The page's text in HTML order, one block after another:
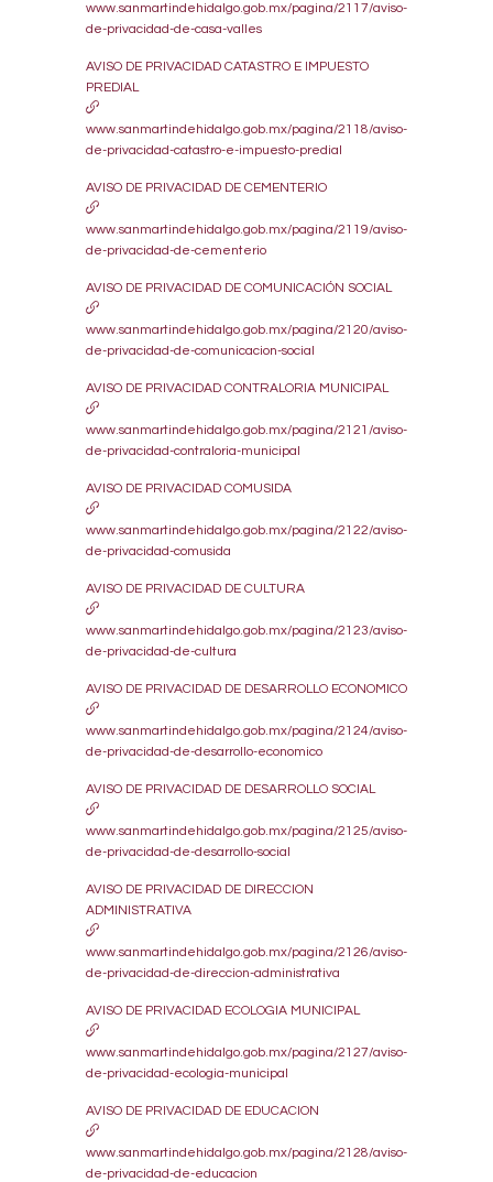
www.sanmartindehidalgo.gob.mx/pagina/2117/aviso-
de-privacidad-de-casa-valles
AVISO DE PRIVACIDAD CATASTRO E IMPUESTO
PREDIAL
www.sanmartindehidalgo.gob.mx/pagina/2118/aviso-
de-privacidad-catastro-e-impuesto-predial
AVISO DE PRIVACIDAD DE CEMENTERIO
www.sanmartindehidalgo.gob.mx/pagina/2119/aviso-
de-privacidad-de-cementerio
AVISO DE PRIVACIDAD DE COMUNICACIÓN SOCIAL
www.sanmartindehidalgo.gob.mx/pagina/2120/aviso-
de-privacidad-de-comunicacion-social
AVISO DE PRIVACIDAD CONTRALORIA MUNICIPAL
www.sanmartindehidalgo.gob.mx/pagina/2121/aviso-
de-privacidad-contraloria-municipal
AVISO DE PRIVACIDAD COMUSIDA
www.sanmartindehidalgo.gob.mx/pagina/2122/aviso-
de-privacidad-comusida
AVISO DE PRIVACIDAD DE CULTURA
www.sanmartindehidalgo.gob.mx/pagina/2123/aviso-
de-privacidad-de-cultura
AVISO DE PRIVACIDAD DE DESARROLLO ECONOMICO
www.sanmartindehidalgo.gob.mx/pagina/2124/aviso-
de-privacidad-de-desarrollo-economico
AVISO DE PRIVACIDAD DE DESARROLLO SOCIAL
www.sanmartindehidalgo.gob.mx/pagina/2125/aviso-
de-privacidad-de-desarrollo-social
AVISO DE PRIVACIDAD DE DIRECCION
ADMINISTRATIVA
www.sanmartindehidalgo.gob.mx/pagina/2126/aviso-
de-privacidad-de-direccion-administrativa
AVISO DE PRIVACIDAD ECOLOGIA MUNICIPAL
www.sanmartindehidalgo.gob.mx/pagina/2127/aviso-
de-privacidad-ecologia-municipal
AVISO DE PRIVACIDAD DE EDUCACION
www.sanmartindehidalgo.gob.mx/pagina/2128/aviso-
de-privacidad-de-educacion